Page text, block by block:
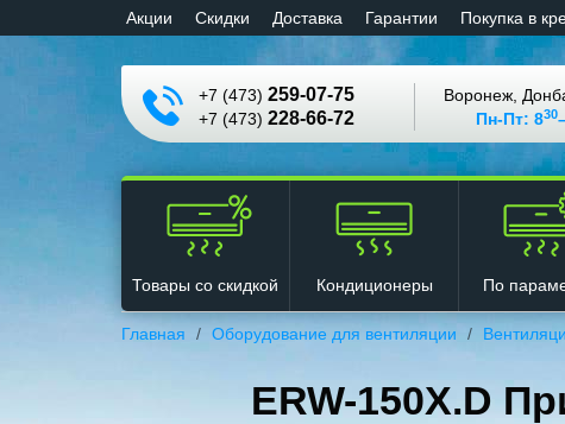
Aкции Cкидки Доставка Гарантии Покупка в
+7 (473) 259-07-75
+7 (473) 228-66-72
Воронеж,
Пн-Пт: 830
Товары со скидкой Кондиционеры По
Главная Оборудование для вентиляции
ERW-150X.D